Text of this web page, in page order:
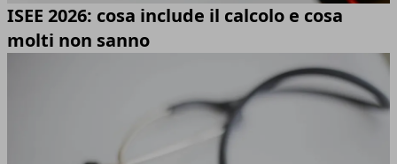
ISEE 2026: cosa include il calcolo e cosa
molti non sanno